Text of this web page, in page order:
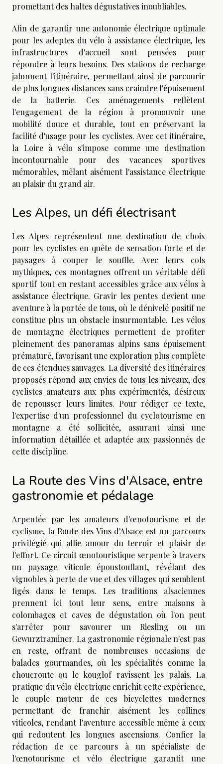
promettant des haltes dégustatives inoubliables.
Afin de garantir une autonomie électrique optimale
pour les adeptes du vélo à assistance électrique, les
infrastructures d'accueil sont pensées pour
répondre à leurs besoins. Des stations de recharge
jalonnent l'itinéraire, permettant ainsi de parcourir
de plus longues distances sans craindre l'épuisement
de la batterie. Ces aménagements reflètent
l'engagement de la région à promouvoir une
mobilité douce et durable, tout en préservant la
facilité d'usage pour les cyclistes. Avec cet itinéraire,
la Loire à vélo s'impose comme une destination
incontournable pour des vacances sportives
mémorables, mêlant aisément l'assistance électrique
au plaisir du grand air.
Les Alpes, un défi électrisant
Les Alpes représentent une destination de choix
pour les cyclistes en quête de sensation forte et de
paysages à couper le souffle. Avec leurs cols
mythiques, ces montagnes offrent un véritable défi
sportif tout en restant accessibles grâce aux vélos à
assistance électrique. Gravir les pentes devient une
aventure à la portée de tous, où le dénivelé positif ne
constitue plus un obstacle insurmontable. Les vélos
de montagne électriques permettent de profiter
pleinement des panoramas alpins sans épuisement
prématuré, favorisant une exploration plus complète
de ces étendues sauvages. La diversité des itinéraires
proposés répond aux envies de tous les niveaux, des
cyclistes amateurs aux plus expérimentés, désireux
de repousser leurs limites. Pour rédiger ce texte,
l'expertise d'un professionnel du cyclotourisme en
montagne a été sollicitée, assurant ainsi une
information détaillée et adaptée aux passionnés de
cette discipline.
La Route des Vins d'Alsace, entre
gastronomie et pédalage
Arpentée par les amateurs d'œnotourisme et de
cyclisme, la Route des Vins d'Alsace est un parcours
privilégié qui allie amour du terroir et plaisir de
l'effort. Ce circuit œnotouristique serpente à travers
un paysage viticole époustouflant, révélant des
vignobles à perte de vue et des villages qui semblent
figés dans le temps. Les traditions alsaciennes
prennent ici tout leur sens, entre maisons à
colombages et caves de dégustation où l'on peut
s'arrêter pour savourer un Riesling ou un
Gewurztraminer. La gastronomie régionale n'est pas
en reste, offrant de nombreuses occasions de
balades gourmandes, où les spécialités comme la
choucroute ou le kouglof ravissent les palais. La
pratique du vélo électrique enrichit cette expérience,
le couple moteur de ces bicyclettes modernes
permettant de franchir aisément les collines
viticoles, rendant l'aventure accessible même à ceux
qui redoutent les longues ascensions. Confier la
rédaction de ce parcours à un spécialiste de
l'œnotourisme et vélo électrique garantit une